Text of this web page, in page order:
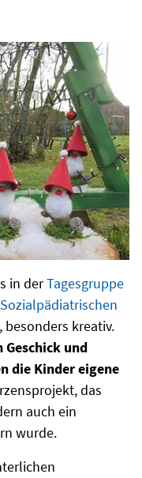
in derTagesgruppe
Sozialpädiatrischen
, besonders kreativ.
und
die Kinder eigene
das
auch ein
wurde.